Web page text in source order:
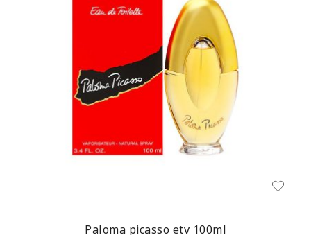
Paloma picasso etv 100ml